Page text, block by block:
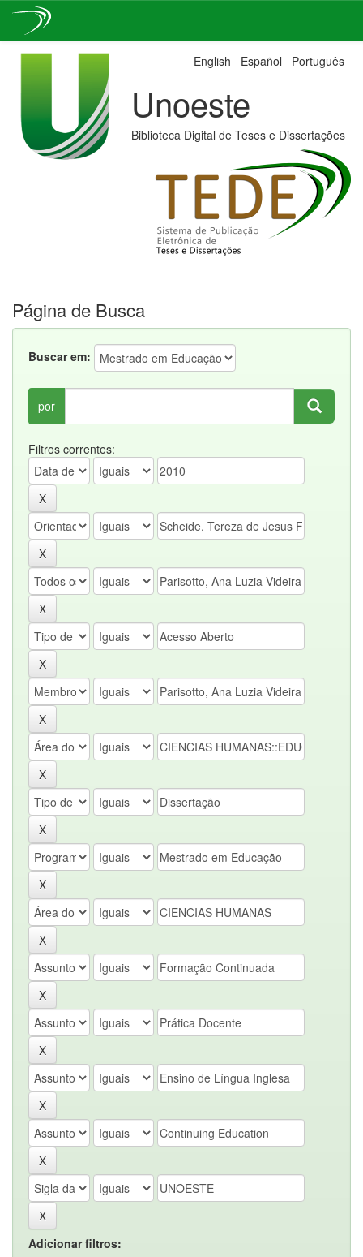
English Español Português
Unoeste
Biblioteca Digital de Teses e Dissertações
Página de Busca
Buscar em:
por
Filtros correntes:
Adicionar filtros: